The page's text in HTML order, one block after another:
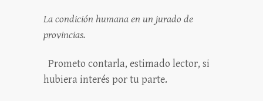
La condición humana en un jurado de
provincias.
Prometo contarla, estimado lector, si
hubiera interés por tu parte.